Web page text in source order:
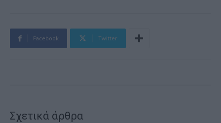
Facebook Twitter
Σχετικά άρθρα